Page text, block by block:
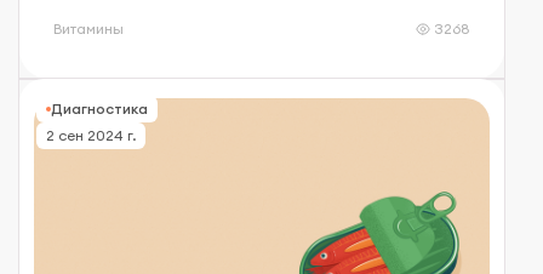
Витамины 3268
Диагностика
2 сен 2024 г.